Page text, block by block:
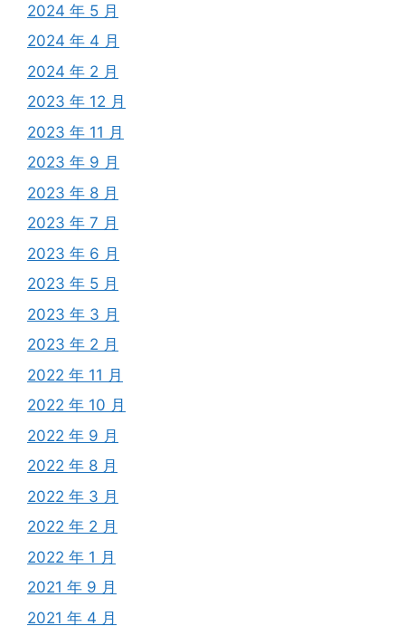
2024 年 5 月
2024 年 4 月
2024 年 2 月
2023 年 12 月
2023 年 11 月
2023 年 9 月
2023 年 8 月
2023 年 7 月
2023 年 6 月
2023 年 5 月
2023 年 3 月
2023 年 2 月
2022 年 11 月
2022 年 10 月
2022 年 9 月
2022 年 8 月
2022 年 3 月
2022 年 2 月
2022 年 1 月
2021 年 9 月
2021 年 4 月